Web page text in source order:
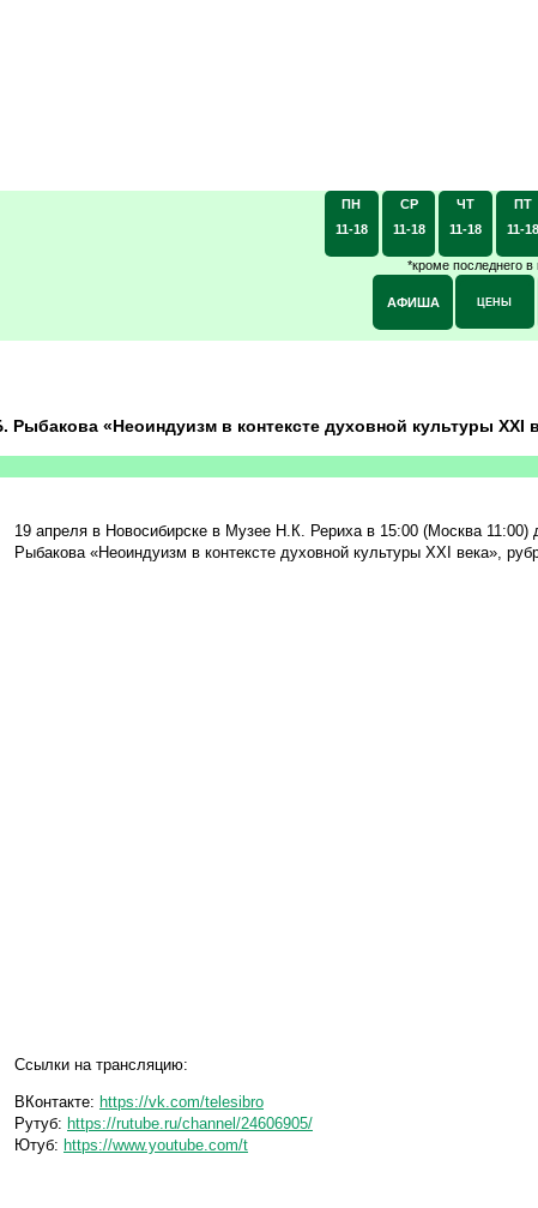
ПН
11-18
СР
11-18
ЧТ
11-18
ПТ
11-18
*кроме последнего в
АФИША ЦЕНЫ
Рыбакова «Неоиндуизм в контексте духовной культуры
19 апреля в Новосибирске в Музее Н.К. Рериха в 15:00 (Москва 11:00)
Рыбакова «Неоиндуизм в контексте духовной культуры XXI века»,
Ссылки на трансляцию:
ВКонтакте: https://vk.com/telesibro
Рутуб: https://rutube.ru/channel/24606905/
Ютуб: https://www.youtube.com/t